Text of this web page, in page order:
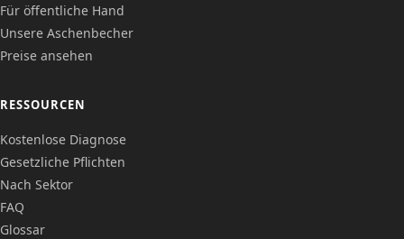
Für öffentliche Hand
Unsere Aschenbecher
Preise ansehen
RESSOURCEN
Kostenlose Diagnose
Gesetzliche Pflichten
Nach Sektor
FAQ
Glossar